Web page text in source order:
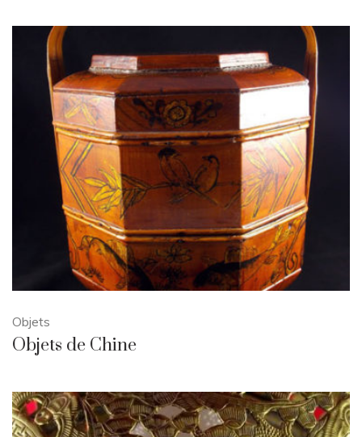
Objets
Objets de Chine